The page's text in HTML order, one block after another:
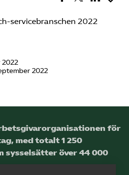
servicebranschen 2022
2022
2022
för
med totalt 1 250
sysselsätter över 44 000